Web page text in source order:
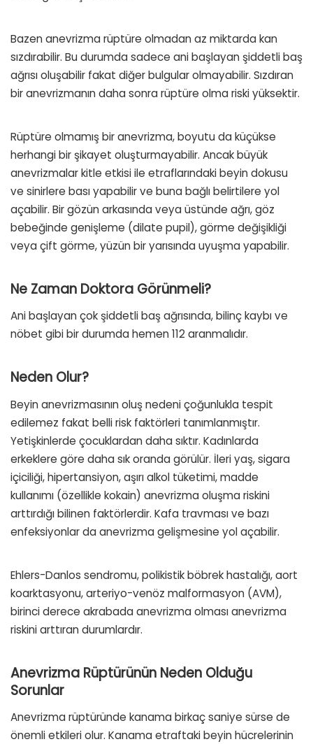
Bazen anevrizma rüptüre olmadan az miktarda kan
sızdırabilir. Bu durumda sadece ani başlayan şiddetli baş
ağrısı oluşabilir fakat diğer bulgular olmayabilir. Sızdıran
bir anevrizmanın daha sonra rüptüre olma riski yüksektir.
Rüptüre olmamış bir anevrizma, boyutu da küçükse
herhangi bir şikayet oluşturmayabilir. Ancak büyük
anevrizmalar kitle etkisi ile etraflarındaki beyin dokusu
ve sinirlere bası yapabilir ve buna bağlı belirtilere yol
açabilir. Bir gözün arkasında veya üstünde ağrı, göz
bebeğinde genişleme (dilate pupil), görme değişikliği
veya çift görme, yüzün bir yarısında uyuşma yapabilir.
Ne Zaman Doktora Görünmeli?
Ani başlayan çok şiddetli baş ağrısında, bilinç kaybı ve
nöbet gibi bir durumda hemen 112 aranmalıdır.
Neden Olur?
Beyin anevrizmasının oluş nedeni çoğunlukla tespit
edilemez fakat belli risk faktörleri tanımlanmıştır.
Yetişkinlerde çocuklardan daha sıktır. Kadınlarda
erkeklere göre daha sık oranda görülür. İleri yaş, sigara
içiciliği, hipertansiyon, aşırı alkol tüketimi, madde
kullanımı (özellikle kokain) anevrizma oluşma riskini
arttırdığı bilinen faktörlerdir. Kafa travması ve bazı
enfeksiyonlar da anevrizma gelişmesine yol açabilir.
Ehlers-Danlos sendromu, polikistik böbrek hastalığı, aort
koarktasyonu, arteriyo-venöz malformasyon (AVM),
birinci derece akrabada anevrizma olması anevrizma
riskini arttıran durumlardır.
Anevrizma Rüptürünün Neden Olduğu
Sorunlar
Anevrizma rüptüründe kanama birkaç saniye sürse de
önemli etkileri olur. Kanama etraftaki beyin hücrelerinin